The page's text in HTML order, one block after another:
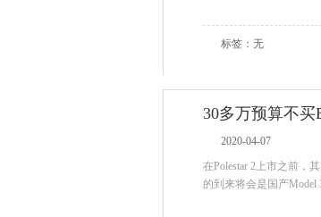
标签：无
30多万预算不
2020-04-07
在Polestar 2上市之前，
的到来将会是国产Model